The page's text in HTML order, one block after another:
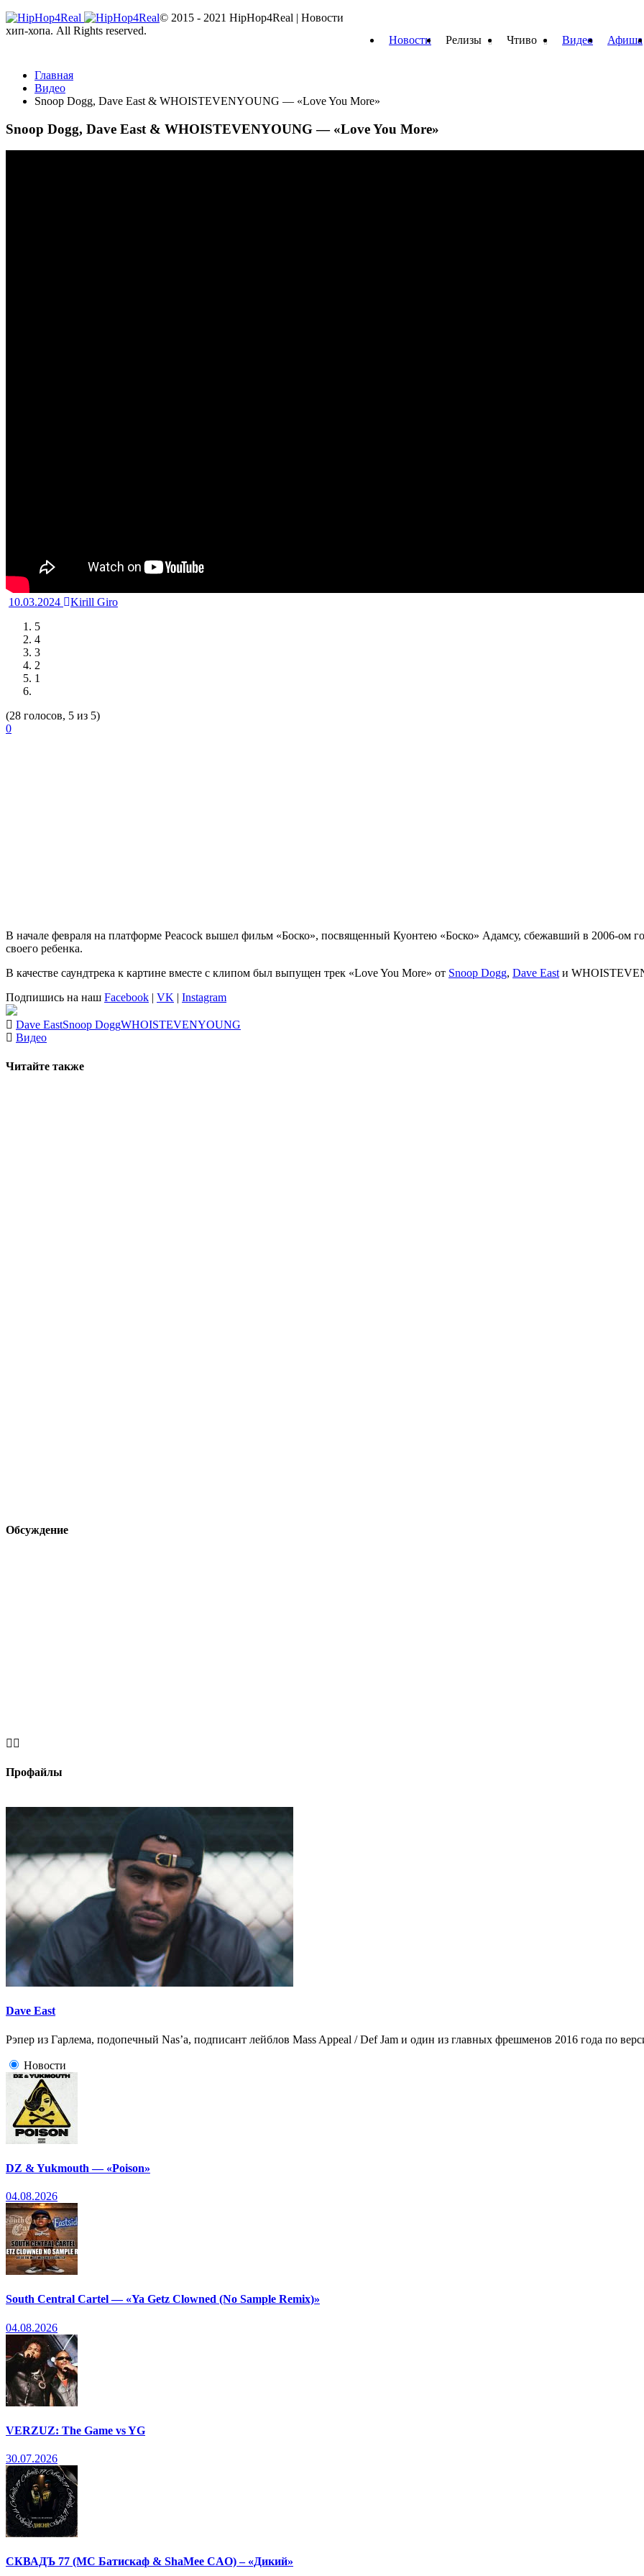
Новости Релизы Чтиво Видео Афиша
Главная
Видео
Snoop Dogg, Dave East & WHOISTEVENYOUNG — «Love You More»
Snoop Dogg, Dave East & WHOISTEVENYOUNG — «Love You More»
10.03.2024
Kirill Giro
5
4
3
2
1
(28 голосов, 5 из 5)
0
В начале февраля на платформе Peacock вышел фильм «Боско», посвященный Куонтею «Боско» Адамсу, сбежавший в 2006-ом
своего ребенка.
В качестве саундтрека к картине вместе с клипом был выпущен трек «Love You More» от Snoop Dogg, Dave Eastи
Подпишись на наш Facebook | VK | Instagram
Dave EastSnoop DoggWHOISTEVENYOUNG
Видео
Читайте также
Обсуждение
 
Профайлы
Dave East
Рэпер из Гарлема, подопечный Nas’a, подписант лейблов Mass Appeal / Def Jam и один из главных фрешменов 2016 года по
Новости
DZ & Yukmouth — «Poison»
04.08.2026
South Central Cartel — «Ya Getz Clowned (No Sample Remix)»
04.08.2026
VERZUZ: The Game vs YG
30.07.2026
СКВАДЪ 77 (МС Батискаф & ShaMee CAO) – «Дикий»
© 2015 - 2021 HipHop4Real | Новости
хип-хопа. All Rights reserved.